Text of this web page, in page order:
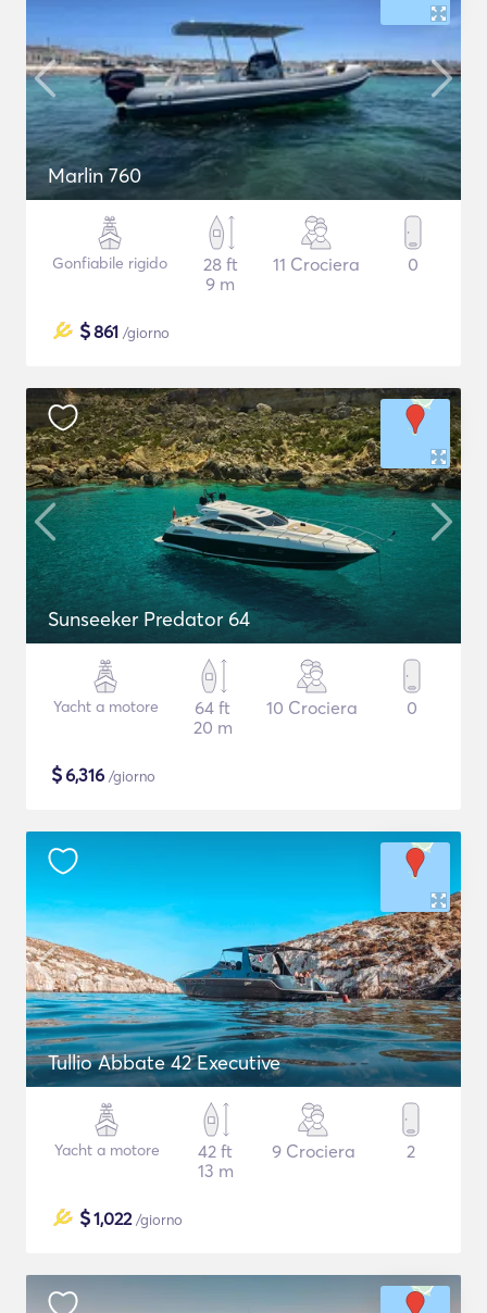
Marlin 760
Gonfiabile rigido
28 ft
9 m
11 Crociera 0
$861 /giorno
Sunseeker Predator 64
Yacht a motore
64 ft
20 m
10 Crociera 0
$6,316 /giorno
Tullio Abbate 42 Executive
Yacht a motore
42 ft
13 m
9 Crociera 2
$1,022/giorno